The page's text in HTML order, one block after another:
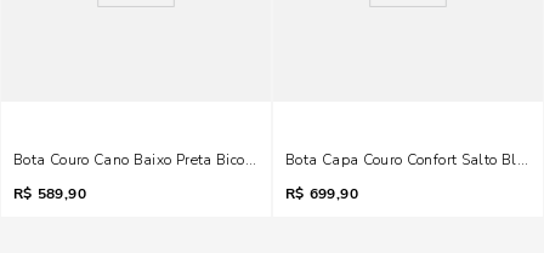
Bota Couro Cano Baixo Preta Bico Fino
R$ 589,90
Bota Capa Couro Confort Salto Bloco
R$ 699,90